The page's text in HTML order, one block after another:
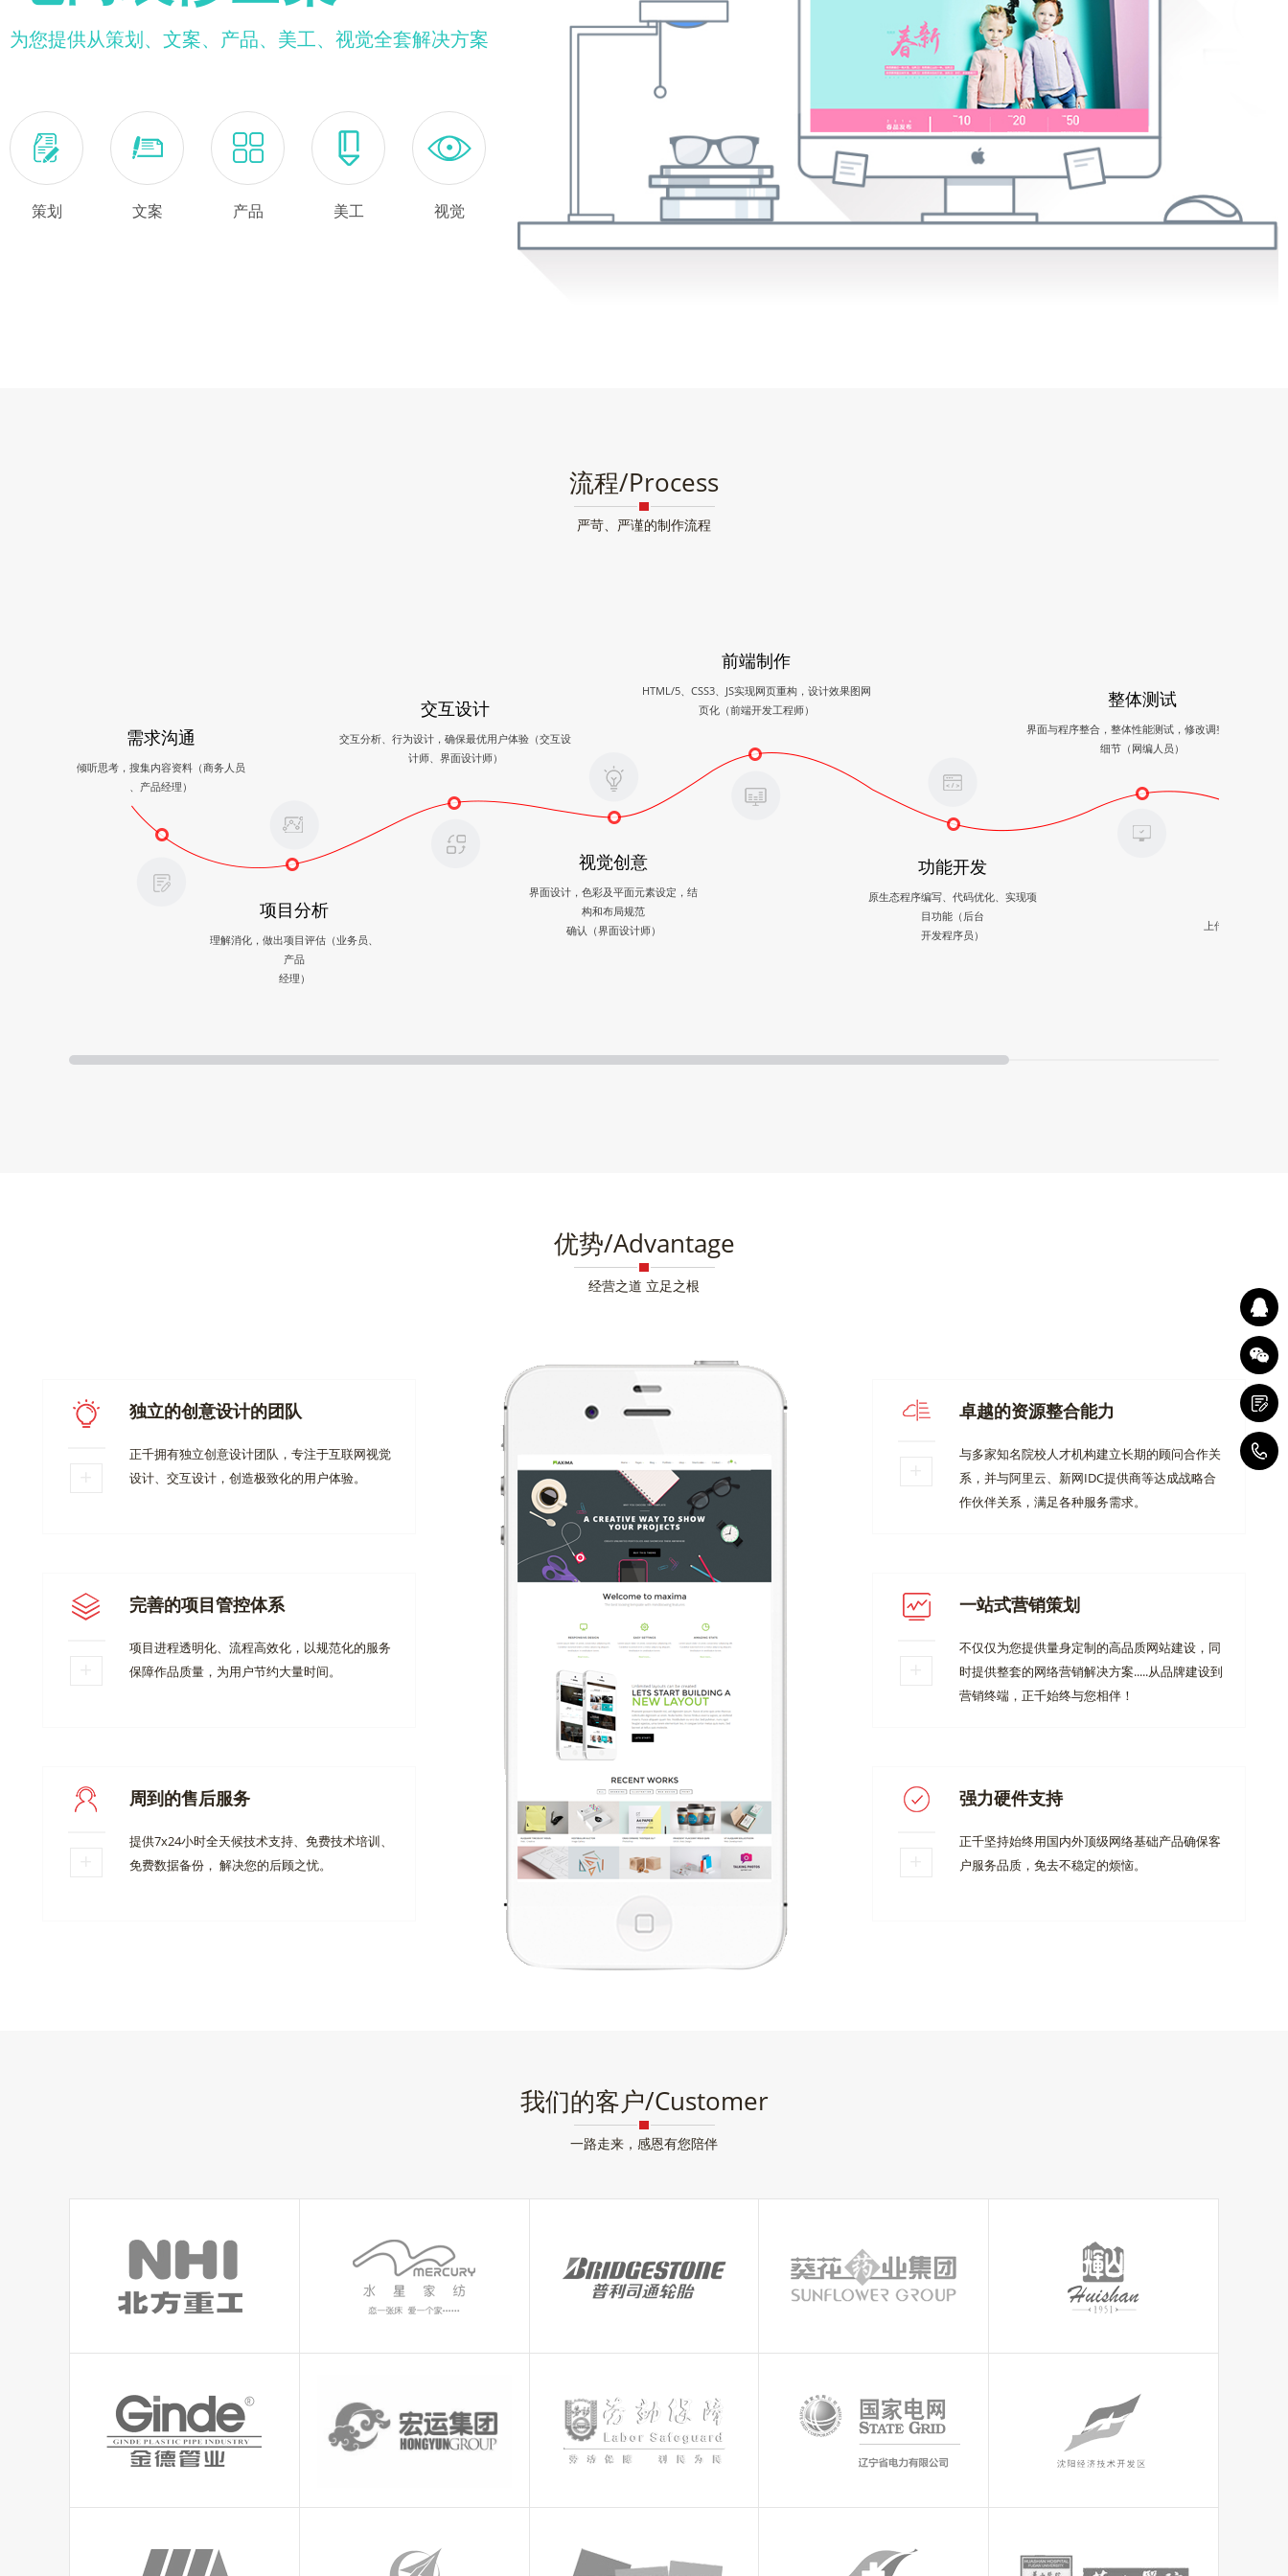
为您提供从策划、文案、产品、美工、视觉全套解决方案
策划 文案 产品 美工 视觉
流程/Process
严苛、严谨的制作流程
需求沟通
倾听思考，搜集内容资料（商务人员
、产品经理）
项目分析
理解消化，做出项目评估（业务员、
产品
经理）
交互设计
交互分析、行为设计，确保最优用户体验（交互设
计师、界面设计师）
视觉创意
界面设计，色彩及平面元素设定，结
构和布局规范
确认（界面设计师）
前端制作
HTML/5、CSS3、JS实现网页重构，设计效果图网
页化（前端开发工程师）
功能开发
原生态程序编写、代码优化、实现项
目功能（后台
开发程序员）
整体测试
界面与程序整合，整体性能测试，修改调整，完善
细节（网编人员）
上传、发布、完
优势/Advantage
经营之道 立足之根
独立的创意设计的团队
正千拥有独立创意设计团队，专注于互联网视觉
设计、交互设计，创造极致化的用户体验。
完善的项目管控体系
项目进程透明化、流程高效化，以规范化的服务
保障作品质量，为用户节约大量时间。
周到的售后服务
提供7x24小时全天候技术支持、免费技术培训、
免费数据备份， 解决您的后顾之忧。
卓越的资源整合能力
与多家知名院校人才机构建立长期的顾问合作关
系，并与阿里云、新网IDC提供商等达成战略合
作伙伴关系，满足各种服务需求。
一站式营销策划
不仅仅为您提供量身定制的高品质网站建设，同
时提供整套的网络营销解决方案.....从品牌建设到
营销终端，正千始终与您相伴！
强力硬件支持
正千坚持始终用国内外顶级网络基础产品确保客
户服务品质，免去不稳定的烦恼。
我们的客户/Customer
一路走来，感恩有您陪伴